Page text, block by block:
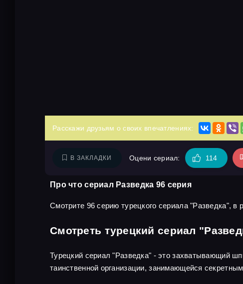
Расскажи друзьям о своих впечатлениях:
В ЗАКЛАДКИ Оцени сериал: 114
Про что сериал Разведка 96 серия
Смотрите 96 серию турецкого сериала "Разведка", в
Смотреть турецкий сериал
Турецкий сериал "Разведка" - это захватывающий
таинственной организации, занимающейся